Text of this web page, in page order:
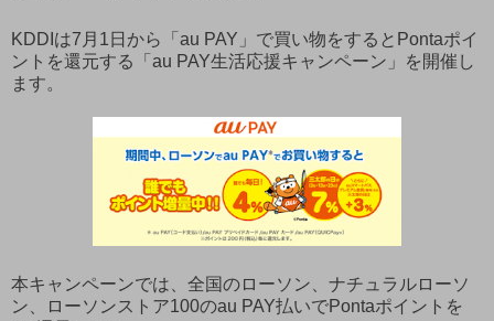
KDDIは7月1日から「au PAY」で買い物をするとPontaポイ
ントを還元する「au PAY生活応援キャンペーン」を開催し
ます。
本キャンペーンでは、全国のローソン、ナチュラルローソ
ン、ローソンストア100のau PAY払いでPontaポイントを